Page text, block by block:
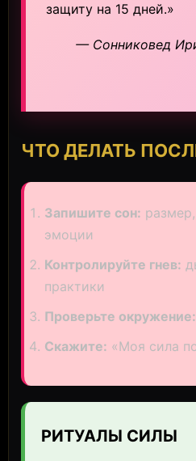
защиту на 15 дней.»
— Сонниковед
ЧТО ДЕЛАТЬ
Запишите сон:
эмоции
Контролируйте гнев:
практики
Проверьте окружение:
Скажите: «Моя сила
РИТУАЛЫ СИЛЫ